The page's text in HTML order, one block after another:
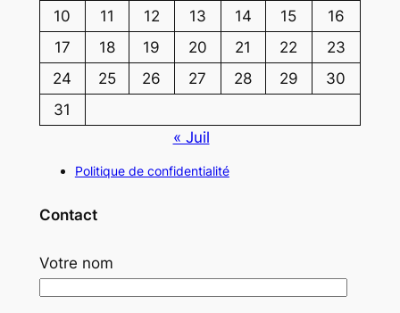
10
11 12 13 14 15
16
17
18 19 20 21 22
23
24
25 26 27 28 29
30
31
« Juil
Politique de confidentialité
Contact
Votre nom